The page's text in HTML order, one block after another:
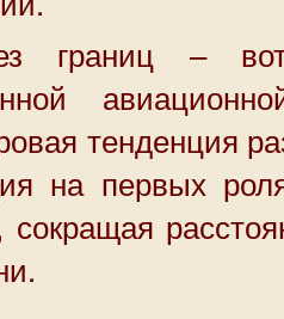
границ –
тенденция
на первых
сокращая